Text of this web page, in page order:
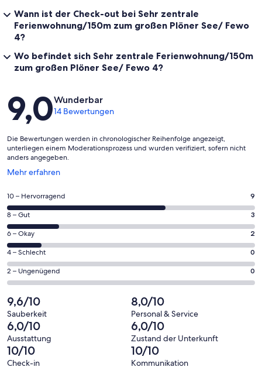
Wann ist der Check-out bei Sehr zentrale
Ferienwohnung/150m zum großen Plöner See/ Fewo
4?
Wo befindet sich Sehr zentrale Ferienwohnung/150m
zum großen Plöner See/ Fewo 4?
Bewertungen
9,0Wunderbar
14 Bewertungen
Die Bewertungen werden in chronologischer Reihenfolge angezeigt,
unterliegen einem Moderationsprozess und wurden verifiziert, sofern nicht
anders angegeben.
Mehr erfahren
Wird
einem
neuen
Fenster
geöffnet
9
von
insgesamt
14
Gästebewertungen
haben
eine
Bewertung
von
10
-
Hervorragend
10 – Hervorragend 9
3
von
insgesamt
14
Gästebewertungen
haben
Bewertung
von
8
-
Gut
8 – Gut 3
2
von
insgesamt
14
Gästebewertungen
haben
eine
Bewertung
von
6
-
6 – Okay 2
0
von
insgesamt
Gästebewertungen
haben
eine
Bewertung
von
4
4 – Schlecht 0
0
von
insgesamt
14
Gästebewertungen
haben
eine
Bewertung
2 – Ungenügend 0
9,6/10
Sauberkeit
8,0/10
Personal & Service
6,0/10
Ausstattung
6,0/10
Zustand der Unterkunft
10/10
Check-in
10/10
Kommunikation